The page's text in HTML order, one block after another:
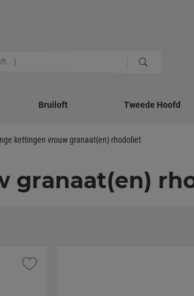
Bruiloft Tweede Hoofd
kettingen vrouw granaat(en) rhodoliet
granaat(en)